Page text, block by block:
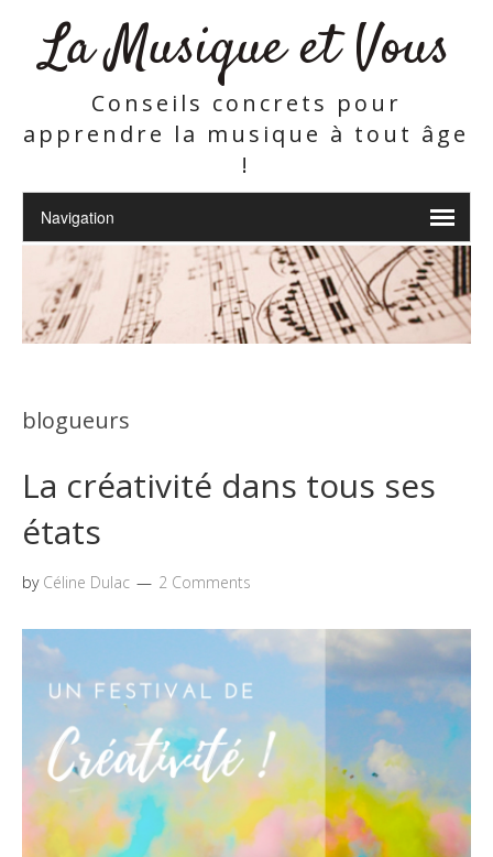
La Musique et Vous
Conseils concrets pour
apprendre la musique à tout âge
!
blogueurs
La créativité dans tous ses
états
by Céline Dulac 2 Comments